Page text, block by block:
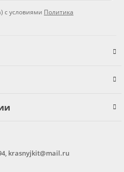
с условиями Политика
krasnyjkit@mail.ru